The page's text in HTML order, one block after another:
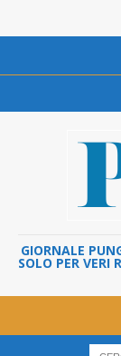
GIORNALE
SOLO PER